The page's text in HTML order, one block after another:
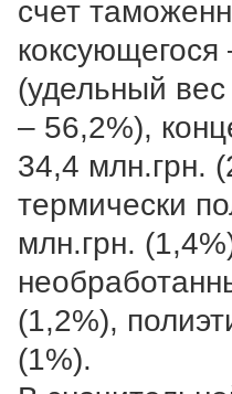
счет
(удельный
– 56,2%),
34,4 млн.грн.
термически
млн.грн.
(1,2%),
(1%).